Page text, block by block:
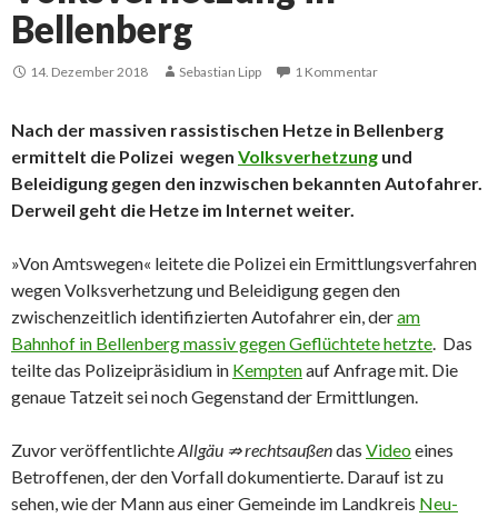
Bellenberg
14. Dezember 2018 Sebastian Lipp 1 Kommentar
Nach der massiven rassistischen Hetze in Bellenberg
ermittelt die Polizei wegen Volksverhetzung und
Beleidigung gegen den inzwischen bekannten Autofahrer.
Derweil geht die Hetze im Internet weiter.
»Von Amtswegen« leitete die Polizei ein Ermittlungsverfahren
wegen Volksverhetzung und Beleidigung gegen den
zwischenzeitlich identifizierten Autofahrer ein, deram
Bahnhof in Bellenberg massiv gegen Geflüchtete hetzte. Das
teilte das Polizeipräsidium in Kemptenauf Anfrage mit. Die
genaue Tatzeit sei noch Gegenstand der Ermittlungen.
Zuvor veröffentlichteAllgäu ⇏ rechtsaußendas Videoeines
Betroffenen, der den Vorfall dokumentierte. Darauf ist zu
sehen, wie der Mann aus einer Gemeinde im Landkreis Neu-